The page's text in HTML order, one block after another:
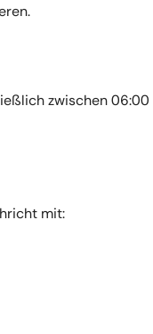
zwischen 06:00
mit: